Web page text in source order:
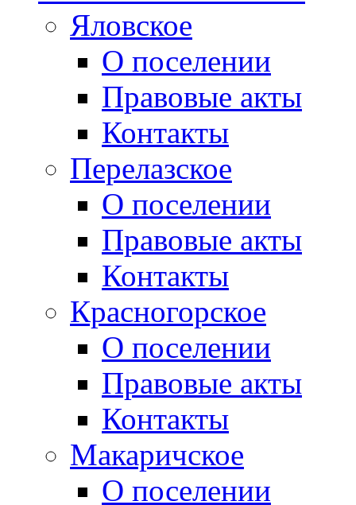
Яловское
О поселении
Правовые акты
Контакты
Перелазское
О поселении
Правовые акты
Контакты
Красногорское
О поселении
Правовые акты
Контакты
Макаричское
О поселении